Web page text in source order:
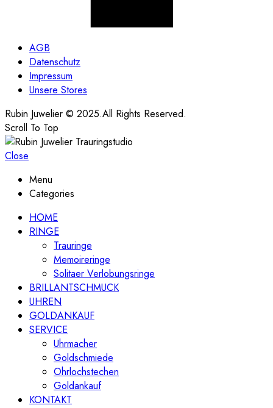
AGB
Datenschutz
Impressum
Unsere Stores
Rubin Juwelier © 2025.All Rights Reserved.
Scroll To Top
Close
Menu
Categories
HOME
RINGE
Trauringe
Memoireringe
Solitaer Verlobungsringe
BRILLANTSCHMUCK
UHREN
GOLDANKAUF
SERVICE
Uhrmacher
Goldschmiede
Ohrlochstechen
Goldankauf
KONTAKT